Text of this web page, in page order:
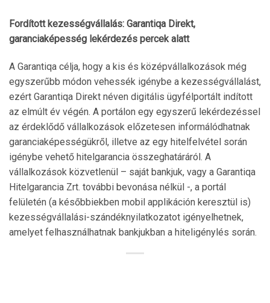
Fordított kezességvállalás: Garantiqa Direkt,
garanciaképesség lekérdezés percek alatt
A Garantiqa célja, hogy a kis és középvállalkozások még
egyszerűbb módon vehessék igénybe a kezességvállalást,
ezért Garantiqa Direkt néven digitális ügyfélportált indított
az elmúlt év végén. A portálon egy egyszerű lekérdezéssel
az érdeklődő vállalkozások előzetesen informálódhatnak
garanciaképességükről, illetve az egy hitelfelvétel során
igénybe vehető hitelgarancia összeghatáráról. A
vállalkozások közvetlenül – saját bankjuk, vagy a Garantiqa
Hitelgarancia Zrt. további bevonása nélkül -, a portál
felületén (a későbbiekben mobil applikáción keresztül is)
kezességvállalási-szándéknyilatkozatot igényelhetnek,
amelyet felhasználhatnak bankjukban a hiteligénylés során.